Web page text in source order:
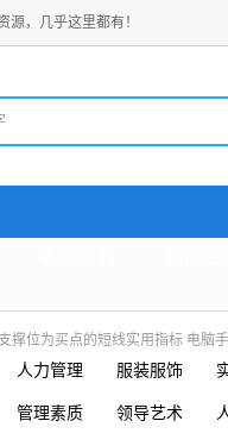
，几乎这里都有！
撑位为买点的短线实用指标 电脑
人力管理 服装服饰
管理素质 领导艺术